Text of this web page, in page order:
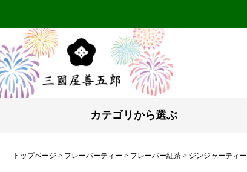
カテゴリから選ぶ
トップページ フレーバーティー フレーバー紅茶 ジンジャーティ